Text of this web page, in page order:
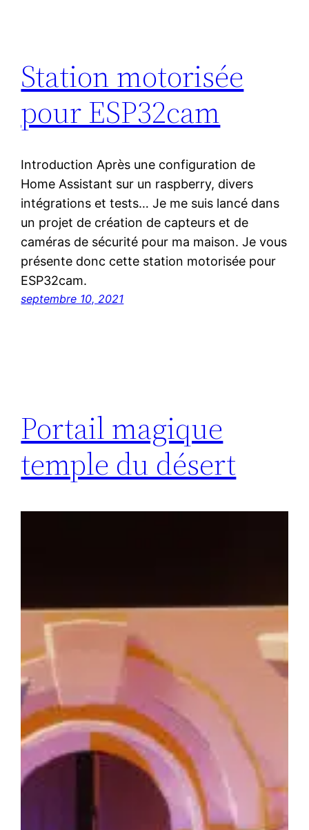
Station motorisée
pour ESP32cam
Introduction Après une configuration de
Home Assistant sur un raspberry, divers
intégrations et tests… Je me suis lancé dans
un projet de création de capteurs et de
caméras de sécurité pour ma maison. Je vous
présente donc cette station motorisée pour
ESP32cam.
septembre 10, 2021
Portail magique
temple du désert